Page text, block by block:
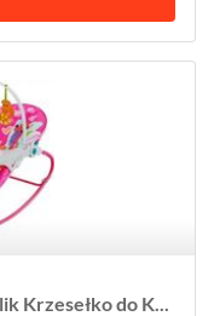
Krzesełko do K...